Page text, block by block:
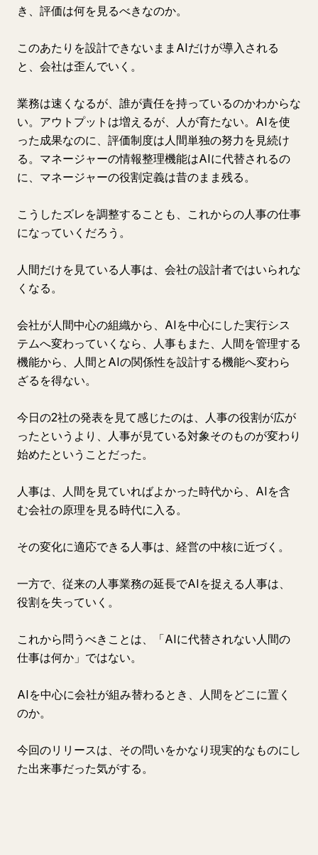
き、評価は何を見るべきなのか。
このあたりを設計できないままAIだけが導入される
と、会社は歪んでいく。
業務は速くなるが、誰が責任を持っているのかわからな
い。アウトプットは増えるが、人が育たない。AIを使
った成果なのに、評価制度は人間単独の努力を見続け
る。マネージャーの情報整理機能はAIに代替されるの
に、マネージャーの役割定義は昔のまま残る。
こうしたズレを調整することも、これからの人事の仕事
になっていくだろう。
人間だけを見ている人事は、会社の設計者ではいられな
くなる。
会社が人間中心の組織から、AIを中心にした実行シス
テムへ変わっていくなら、人事もまた、人間を管理する
機能から、人間とAIの関係性を設計する機能へ変わら
ざるを得ない。
今日の2社の発表を見て感じたのは、人事の役割が広が
ったというより、人事が見ている対象そのものが変わり
始めたということだった。
人事は、人間を見ていればよかった時代から、AIを含
む会社の原理を見る時代に入る。
その変化に適応できる人事は、経営の中核に近づく。
一方で、従来の人事業務の延長でAIを捉える人事は、
役割を失っていく。
これから問うべきことは、「AIに代替されない人間の
仕事は何か」ではない。
AIを中心に会社が組み替わるとき、人間をどこに置く
のか。
今回のリリースは、その問いをかなり現実的なものにし
た出来事だった気がする。